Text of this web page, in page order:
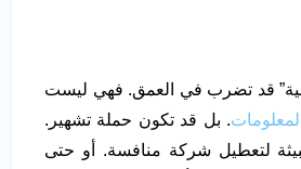
قد تضرب في العمق. فهي ليست
المعلومات. بل قد تكون حملة تشهير.
لتعطيل شركة منافسة. أو حتى